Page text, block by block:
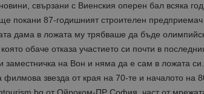
свързани с Виенския оперен бал всяка
покани 87-годишният строителен
дама в ложата му трябваше да бъде
обаче отказа участието си почти в
заместничка на Вон и няма да е сам в ложата
филмова звезда от края на 70-те и началото на